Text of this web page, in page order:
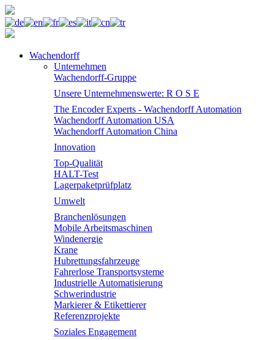
Wachendorff
Unternehmen
Wachendorff-Gruppe
Unsere Unternehmenswerte: R O S E
The Encoder Experts - Wachendorff Automation
Wachendorff Automation USA
Wachendorff Automation China
Innovation
Top-Qualität
HALT-Test
Lagerpaketprüfplatz
Umwelt
Branchenlösungen
Mobile Arbeitsmaschinen
Windenergie
Krane
Hubrettungsfahrzeuge
Fahrerlose Transportsysteme
Industrielle Automatisierung
Schwerindustrie
Markierer & Etikettierer
Referenzprojekte
Soziales Engagement